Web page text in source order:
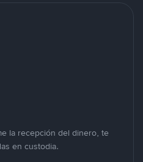
la recepción del dinero, te
en custodia.